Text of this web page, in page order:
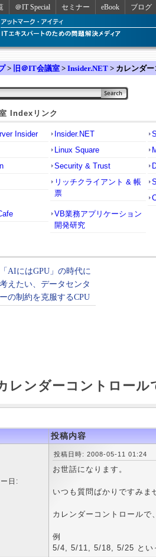
＠IT Special セミナー eBook ブログ
> 旧＠IT会議室 > Insider.NET > カレンダ
Indexリンク
Insider Insider.NET
Linux Square
Security & Trust
リッチクライアント & 帳
票
VB業務アプリケーション
開発研究
レンダーコントロール
投稿内容
日:
投稿日時: 2008-05-11 01:24
お世話になります。
いつも質問ばかりですみま
カレンダーコントロールで
例
5/4, 5/11, 5/18, 5/25 とい